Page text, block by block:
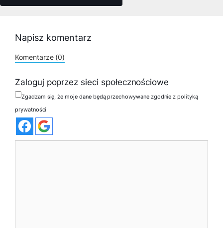
Napisz komentarz
Komentarze (0)
Zaloguj poprzez sieci społecznościowe
Zgadzam się, że moje dane będą przechowywane zgodnie z polityką
prywatności